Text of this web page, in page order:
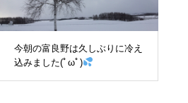
今朝の富良野は久しぶりに冷え
込みました(ﾟωﾟ)